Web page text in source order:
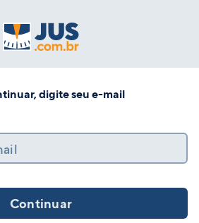
digite seu e-mail
Continuar